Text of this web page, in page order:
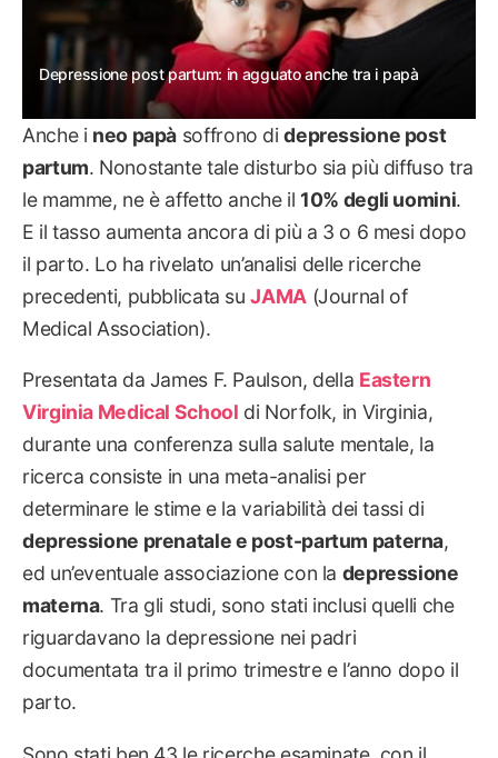
Depressione post partum: in agguato anche tra i papà
Anche i neo papà soffrono didepressione post
partum. Nonostante tale disturbo sia più diffuso tra
le mamme, ne è affetto anche il 10% degli uomini.
E il tasso aumenta ancora di più a 3 o 6 mesi dopo
il parto. Lo ha rivelato un’analisi delle ricerche
precedenti, pubblicata suJAMA(Journal of
Medical Association).
Presentata da James F. Paulson, della Eastern
Virginia Medical School di Norfolk, in Virginia,
durante una conferenza sulla salute mentale, la
ricerca consiste in una meta-analisi per
determinare le stime e la variabilità dei tassi di
depressione prenatale e post-partum paterna,
ed un’eventuale associazione con la depressione
materna. Tra gli studi, sono stati inclusi quelli che
riguardavano la depressione nei padri
documentata tra il primo trimestre e l’anno dopo il
parto.